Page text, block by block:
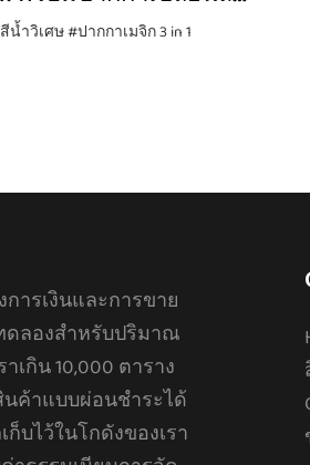
น้ำวิเศษ#ปากกาเมจิก 3 in 1
ำหนดเองของคุณ
ารเงินและการขาย
ดลองสำหรับปริมาณ
เกิน 10,000 ตาราง
ค้าแบบผ่อนชำระได้
บไว้ในโกดังของเรา